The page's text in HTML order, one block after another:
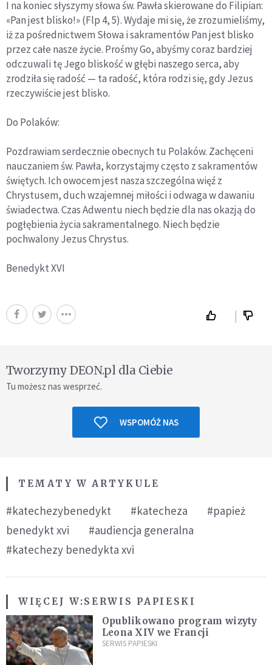
I na koniec słyszymy słowa św. Pawła skierowane do Filipian:
«Pan jest blisko!» (Flp 4, 5). Wydaje mi się, że zrozumieliśmy,
iż za pośrednictwem Słowa i sakramentów Pan jest blisko
przez całe nasze życie. Prośmy Go, abyśmy coraz bardziej
odczuwali tę Jego bliskość w głębi naszego serca, aby
zrodziła się radość — ta radość, która rodzi się, gdy Jezus
rzeczywiście jest blisko.
Do Polaków:
Pozdrawiam serdecznie obecnych tu Polaków. Zachęceni
nauczaniem św. Pawła, korzystajmy często z sakramentów
świętych. Ich owocem jest nasza szczególna więź z
Chrystusem, duch wzajemnej miłości i odwaga w dawaniu
świadectwa. Czas Adwentu niech będzie dla nas okazją do
pogłębienia życia sakramentalnego. Niech będzie
pochwalony Jezus Chrystus.
Benedykt XVI
Tworzymy DEON.pl dla Ciebie
Tu możesz nas wesprzeć.
WSPOMÓŻ NAS
TEMATY W ARTYKULE
#katechezybenedykt #katecheza
#papież
benedykt xvi
#audiencja generalna
#katechezy benedykta xvi
WIĘCEJ W:SERWIS PAPIESKI
Opublikowano program wizyty
Leona XIV we Francji
SERWIS PAPIESKI